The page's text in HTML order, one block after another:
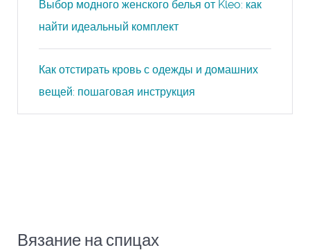
Выбор модного женского белья от Kleo: как
найти идеальный комплект
Как отстирать кровь с одежды и домашних
вещей: пошаговая инструкция
Вязание на спицах